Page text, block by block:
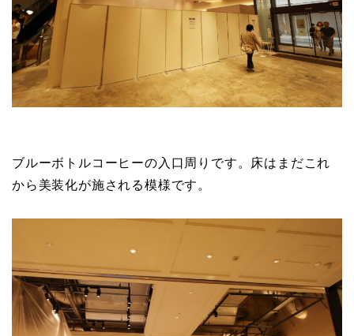
ブルーボトルコーヒーの入口周りです。床はまだこれ
から美装化が施される模様です。